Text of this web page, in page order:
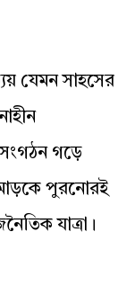
যেমন সাহসের
গড়ে
পুরনোরই
যাত্রা।